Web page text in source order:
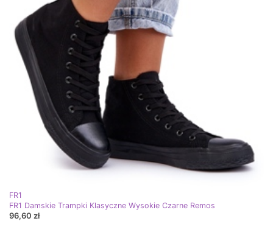
FR1
FR1 Damskie Trampki Klasyczne Wysokie Czarne Remos
96,60 zł